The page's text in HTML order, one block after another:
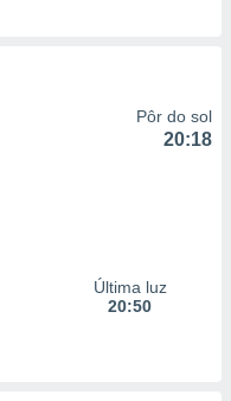
Pôr do sol
20:18
Última luz
20:50